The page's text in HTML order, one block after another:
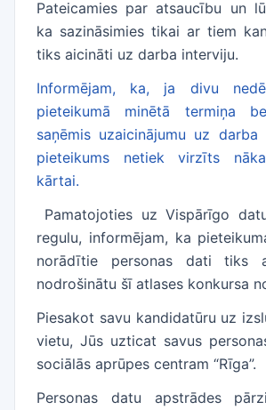
Pateicamies par atsaucību un
ka sazināsimies tikai ar tiem
tiks aicināti uz darba interviju.
Informējam, ka, ja divu
pieteikumā minētā termiņa
saņēmis uzaicinājumu uz darba
pieteikums netiek virzīts
kārtai.
Pamatojoties uz Vispārīgo
regulu, informējam, ka
norādītie personas dati tiks
nodrošinātu šī atlases konkursa
Piesakot savu kandidatūru uz
vietu, Jūs uzticat savus
sociālās aprūpes centram “Rīga”.
Personas datu apstrādes